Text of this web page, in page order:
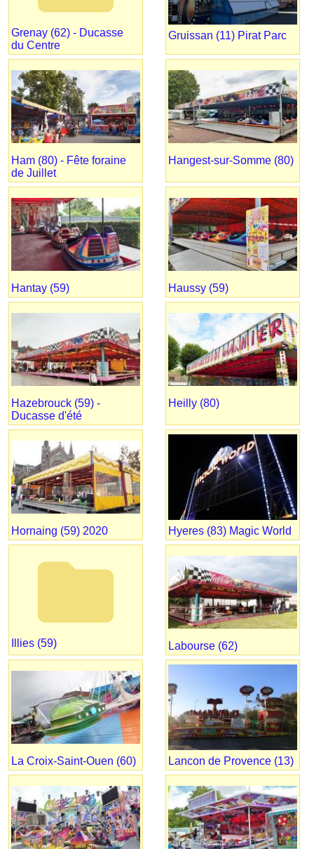
Grenay (62) - Ducasse
du Centre
Gruissan (11) Pirat Parc
Ham (80) - Fête foraine
de Juillet
Hangest-sur-Somme (80)
Hantay (59) Haussy (59)
Hazebrouck (59) -
Ducasse d'été
Heilly (80)
Hornaing (59) 2020 Hyeres (83) Magic World
folder
Illies (59) Labourse (62)
La Croix-Saint-Ouen (60) Lancon de Provence (13)